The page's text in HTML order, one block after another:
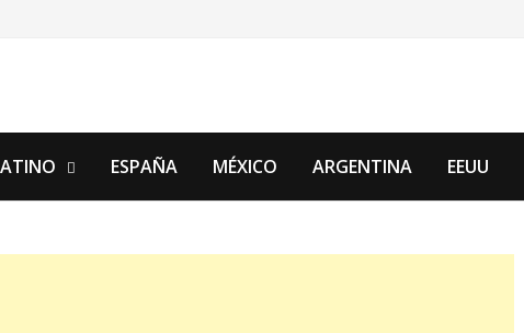
ESPAÑA MÉXICO ARGENTINA EEUU